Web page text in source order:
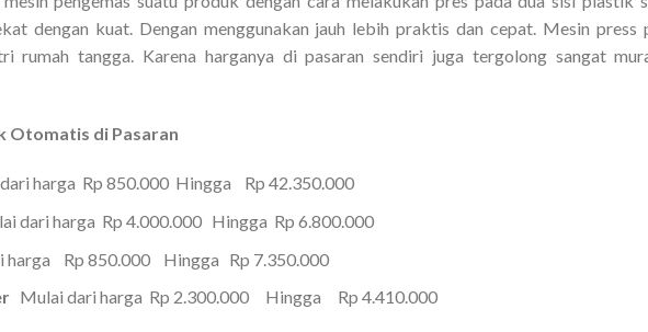
dengan kuat. Dengan menggunakan jauh lebih praktis dan cepat. Mesin press
rumah tangga. Karena harganya di pasaran sendiri juga tergolong sangat
Otomatis di Pasaran
harga Rp 850.000 Hingga Rp 42.350.000
dari harga Rp 4.000.000 Hingga Rp 6.800.000
Rp 850.000 Hingga Rp 7.350.000
Mulai dari harga Rp 2.300.000 Hingga Rp 4.410.000